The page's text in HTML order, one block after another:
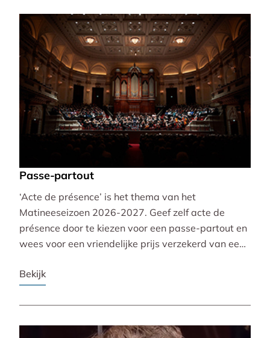
Passe-partout
‘Acte de présence’ is het thema van het
Matineeseizoen 2026-2027. Geef zelf acte de
présence door te kiezen voor een passe-partout en
wees voor een vriendelijke prijs verzekerd van een
Bekijk